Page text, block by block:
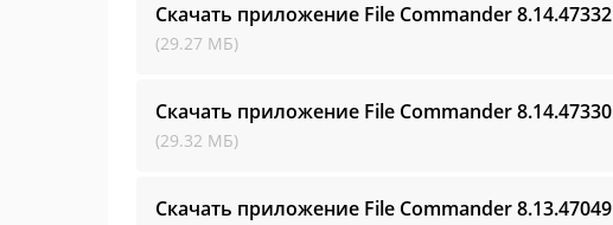
Скачать приложение File Commander8.14.47332
(29.27 МБ)
Скачать приложение File Commander8.14.47330
(29.32 МБ)
Скачать приложение File Commander8.13.47049